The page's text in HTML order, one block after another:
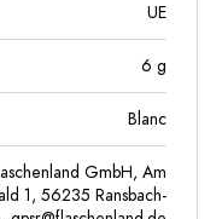
UE
6 g
Blanc
GmbH, Am
1, 56235 Ransbach-